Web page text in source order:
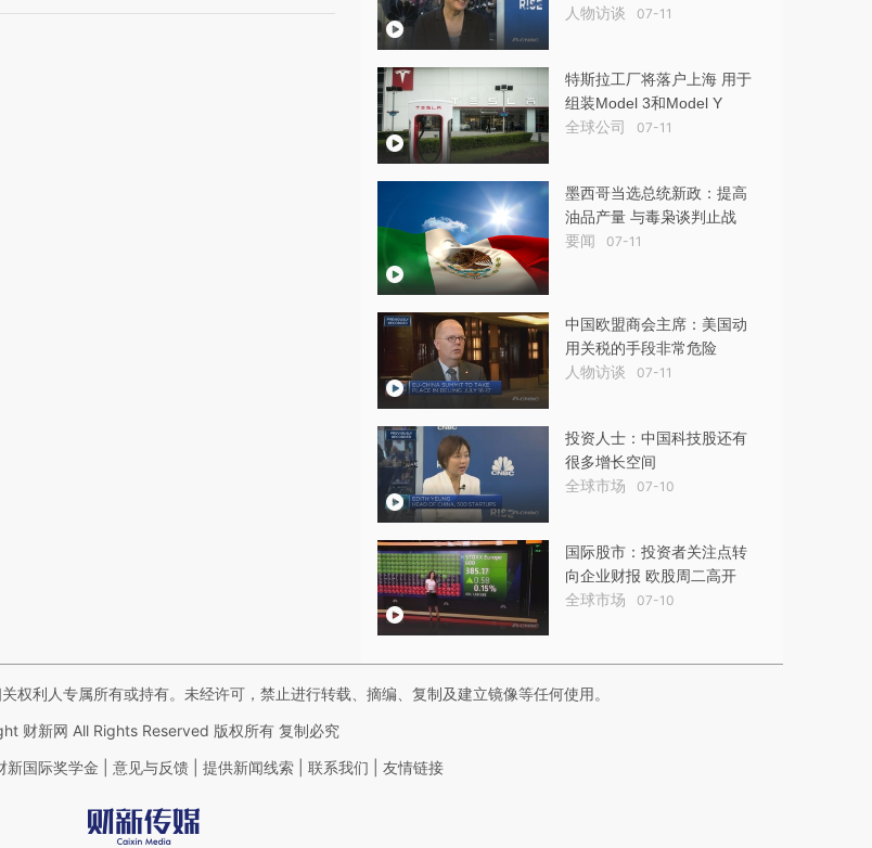
人物访谈 07-11
特斯拉工厂将落户上海 用于
组装Model 3和Model Y
全球公司 07-11
墨西哥当选总统新政：提高
油品产量 与毒枭谈判止战
要闻 07-11
中国欧盟商会主席：美国动
用关税的手段非常危险
人物访谈 07-11
投资人士：中国科技股还有
很多增长空间
全球市场 07-10
国际股市：投资者关注点转
向企业财报 欧股周二高开
全球市场 07-10
权利人专属所有或持有。未经许可，禁止进行转载、摘编、复制及建立镜像等任何使用。
财新网 All Rights Reserved 版权所有 复制必究
新国际奖学金 意见与反馈 提供新闻线索 联系我们 友情链接